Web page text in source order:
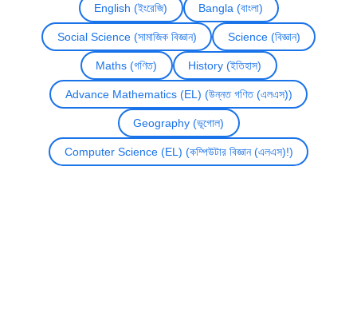
English (ইংরেজি) Bangla (বাংলা)
Social Science (সামাজিক বিজ্ঞান) Science (বিজ্ঞান)
Maths (গণিত) History (ইতিহাস)
Advance Mathematics (EL) (উন্নত গণিত (এলএস))
Geography (ভূগোল)
Computer Science (EL) (কম্পিউটার বিজ্ঞান (এলএস)!)